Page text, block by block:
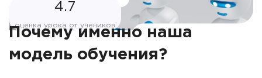
4.7
оценка урока от учеников
Почему именно наша
модель обучения?